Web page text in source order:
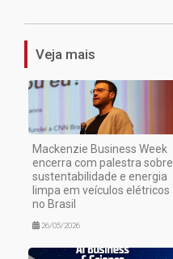
Veja mais
Mackenzie Business Week
encerra com palestra sobre
sustentabilidade e energia
limpa em veículos elétricos
no Brasil
26/05/2026